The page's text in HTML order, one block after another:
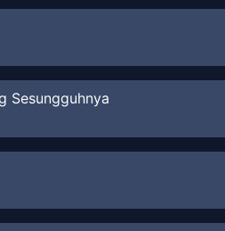
Sesungguhnya